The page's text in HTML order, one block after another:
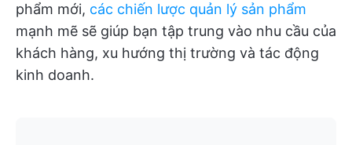
phẩm mới, các chiến lược quản lý sản phẩm
mạnh mẽ sẽ giúp bạn tập trung vào nhu cầu của
khách hàng, xu hướng thị trường và tác động
kinh doanh.